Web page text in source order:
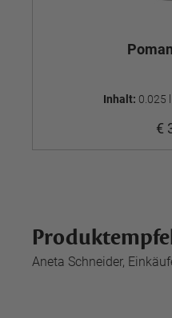
Inhalt: 0.025 l
€
Aneta Schneider,